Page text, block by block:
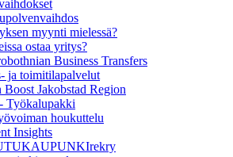
myynti mielessä?
ostaa yritys?
Business Transfers
ja toimitilapalvelut
Jakobstad Region
Työkalupakki
houkuttelu
Insights